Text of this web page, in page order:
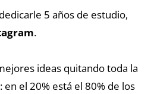
5 años de estudio,
.
ideas quitando toda la
el 20% está el 80% de los